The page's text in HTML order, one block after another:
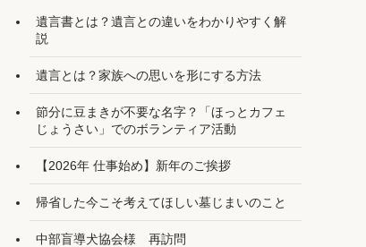
遺言書とは？遺言との違いをわかりやすく解
説
遺言とは？家族への思いを形にする方法
節分に豆まきが不要な名字？「ほっとカフェ
じょうさい」でのボランティア活動
【2026年 仕事始め】新年のご挨拶
帰省した今こそ考えてほしい墓じまいのこと
中部盲導犬協会様 再訪問